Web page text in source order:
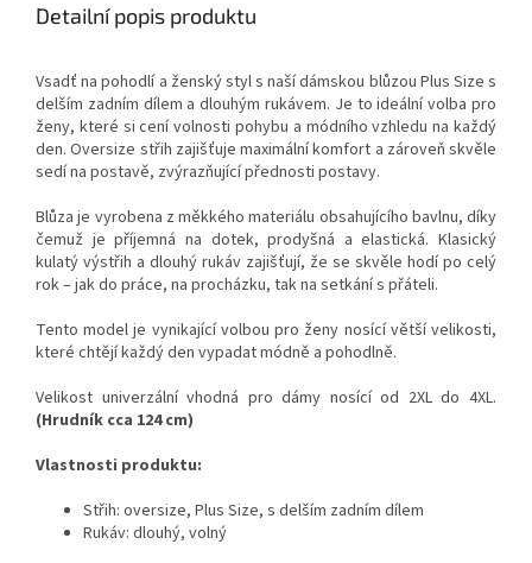
Detailní popis produktu
Vsadť na pohodlí a ženský styl s naší dámskou blůzou Plus Size s
delším zadním dílem a dlouhým rukávem. Je to ideální volba pro
ženy, které si cení volnosti pohybu a módního vzhledu na každý
den. Oversize střih zajišťuje maximální komfort a zároveň skvěle
sedí na postavě, zvýrazňující přednosti postavy.
Blůza je vyrobena z měkkého materiálu obsahujícího bavlnu, díky
čemuž je příjemná na dotek, prodyšná a elastická. Klasický
kulatý výstřih a dlouhý rukáv zajišťují, že se skvěle hodí po celý
rok – jak do práce, na procházku, tak na setkání s přáteli.
Tento model je vynikající volbou pro ženy nosící větší velikosti,
které chtějí každý den vypadat módně a pohodlně.
Velikost univerzální vhodná pro dámy nosící od 2XL do 4XL.
(Hrudník cca 124 cm)
Vlastnosti produktu:
Střih: oversize, Plus Size, s delším zadním dílem
Rukáv: dlouhý, volný